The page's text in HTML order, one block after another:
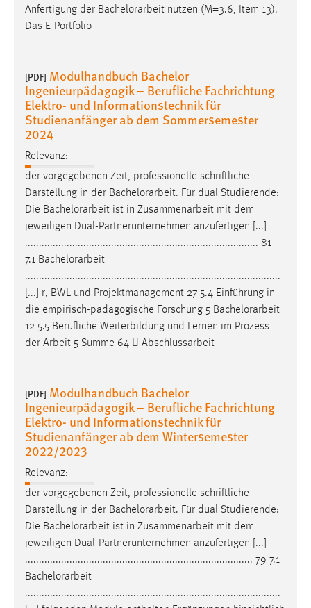
Informations-quelle nutzen 3.6 1.02 14 [...] s als eher gute
Vorbereitung auf die
Das E-Portfolio
[PDF] Modulhandbuch Bachelor
Ingenieurpädagogik – Berufliche Fachrichtung
Elektro- und Informationstechnik für
Studienanfänger ab dem Sommersemester
2024
Relevanz:
der vorgegebenen Zeit, professionelle schriftliche
Darstellung in derBachelorarbeit. Für dual Studierende:
DieBachelorarbeit
jeweiligen Dual-Partnerunternehmen anzufertigen [...]
.................................................................................... 81
7.1Bachelorarbeit
............................................................................................
[...] r, BWL und Projektmanagement 27 5.4 Einführung in
der Arbeit 5 Summe 64  Abschlussarbeit
[PDF] Modulhandbuch Bachelor
Ingenieurpädagogik – Berufliche Fachrichtung
Elektro- und Informationstechnik für
Studienanfänger ab dem Wintersemester
2022/2023
Relevanz:
der vorgegebenen Zeit, professionelle schriftliche
Darstellung in derBachelorarbeit. Für dual Studierende:
DieBachelorarbeit
jeweiligen Dual-Partnerunternehmen anzufertigen [...]
Das Cookie speichert die gewählte Sprache der Website.
Cookie Laufzeit:
Chat
Name:
MibewSessionID, MIBEW_UserID, mibew_locale, mibew-
Zweck:
Wird benötigt um die Chatfunktion nutzen zu können.
Cookie Laufzeit:
MibewSessionID, mibew-chat-frame-style-
5e9dbeb1811c0446 = Sitzungslaufzeit, mibew_locale = 3
Jahre, MIBEW_UserID = 1 Jahr
Login
Name:
fe_user, be_user, be_lastLoginProvider
einloggen zu können.
Cookie Laufzeit:
24 Stunden
STATISTIK
Statistik Cookies erfassen Informationen anonym.
Diese Informationen helfen uns zu verstehen, wie
unsere Besucher unsere Website nutzen.
Matomo